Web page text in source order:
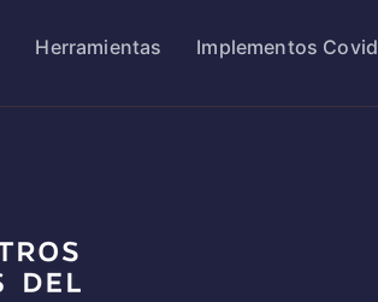
Herramientas Implementos Covid